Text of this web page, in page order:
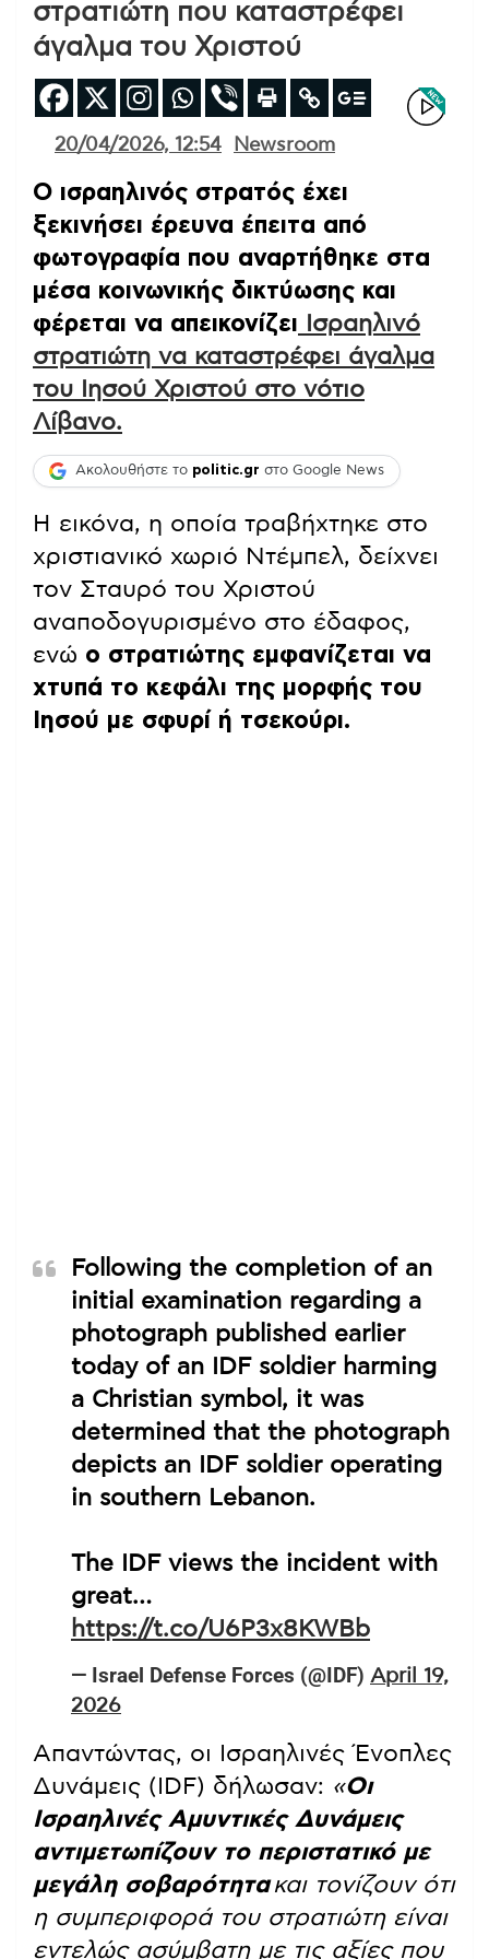
στρατιώτη που καταστρέφει
άγαλμα του Χριστού
20/04/2026, 12:54 Newsroom
Ο ισραηλινός στρατός έχει
ξεκινήσει έρευνα έπειτα από
φωτογραφία που αναρτήθηκε στα
μέσα κοινωνικής δικτύωσης και
φέρεται να απεικονίζει Ισραηλινό
στρατιώτη να καταστρέφει άγαλμα
του Ιησού Χριστού στο νότιο
Λίβανο.
Ακολουθήστε το politic.gr στο Google News
Η εικόνα, η οποία τραβήχτηκε στο
χριστιανικό χωριό Ντέμπελ, δείχνει
τον Σταυρό του Χριστού
αναποδογυρισμένο στο έδαφος,
ενώ ο στρατιώτης εμφανίζεται να
χτυπά το κεφάλι της μορφής του
Ιησού με σφυρί ή τσεκούρι.
Following the completion of an
initial examination regarding a
photograph published earlier
today of an IDF soldier harming
a Christian symbol, it was
determined that the photograph
depicts an IDF soldier operating
in southern Lebanon.
The IDF views the incident with
great…
https://t.co/U6P3x8KWBb
— Israel Defense Forces (@IDF) April 19,
2026
Απαντώντας, οι Ισραηλινές Ένοπλες
Δυνάμεις (IDF) δήλωσαν: «Οι
Ισραηλινές Αμυντικές Δυνάμεις
αντιμετωπίζουν το περιστατικό με
μεγάλη σοβαρότητακαι τονίζουν ότι
η συμπεριφορά του στρατιώτη είναι
εντελώς ασύμβατη με τις αξίες που